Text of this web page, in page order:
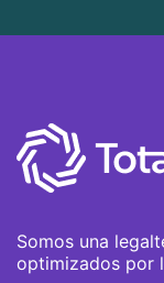
Somos una
optimizados por